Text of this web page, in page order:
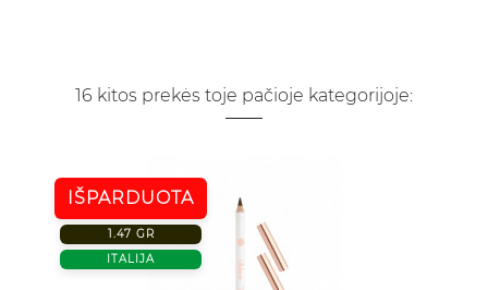
16 kitos prekės toje pačioje kategorijoje:
IŠPARDUOTA
1.47 GR
ITALIJA